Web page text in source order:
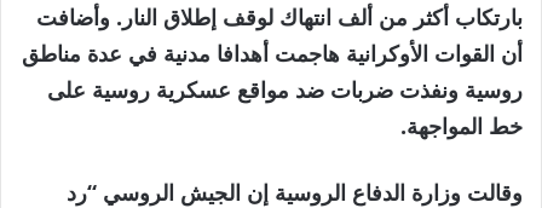
بارتكاب أكثر من ألف انتهاك لوقف إطلاق النار. وأضافت
أن القوات الأوكرانية هاجمت أهدافا مدنية في عدة مناطق
روسية ونفذت ضربات ضد مواقع عسكرية روسية على
خط المواجهة.
وقالت وزارة الدفاع الروسية إن الجيش الروسي “رد